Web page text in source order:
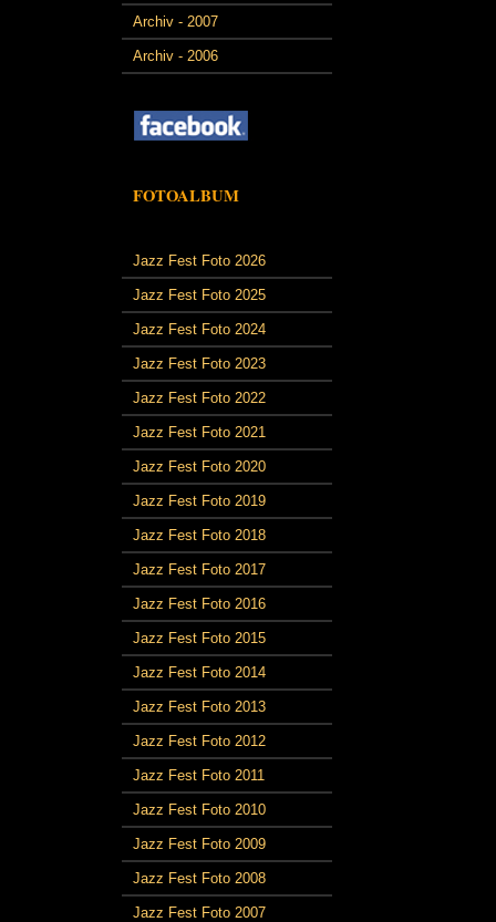
Archiv - 2007
Archiv - 2006
FOTOALBUM
Jazz Fest Foto 2026
Jazz Fest Foto 2025
Jazz Fest Foto 2024
Jazz Fest Foto 2023
Jazz Fest Foto 2022
Jazz Fest Foto 2021
Jazz Fest Foto 2020
Jazz Fest Foto 2019
Jazz Fest Foto 2018
Jazz Fest Foto 2017
Jazz Fest Foto 2016
Jazz Fest Foto 2015
Jazz Fest Foto 2014
Jazz Fest Foto 2013
Jazz Fest Foto 2012
Jazz Fest Foto 2011
Jazz Fest Foto 2010
Jazz Fest Foto 2009
Jazz Fest Foto 2008
Jazz Fest Foto 2007